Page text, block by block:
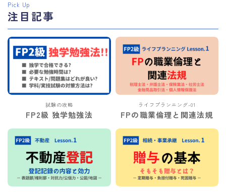
Pick Up
注目記事
試験の攻略
FP2級 独学勉強法
ライフプランニング-01
FPの職業倫理と関連法規